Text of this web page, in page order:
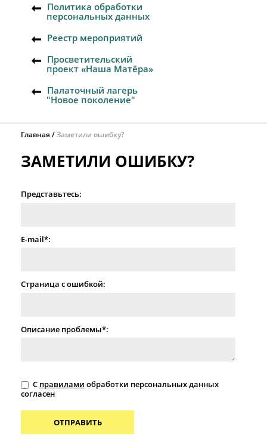
Политика обработки
персональных данных
Реестр мероприятий
Просветительский
проект «Наша Матёра»
Палаточный лагерь
"Новое поколение"
Главная Заметили ошибку?
ЗАМЕТИЛИ ОШИБКУ?
Представьтесь:
E-mail*:
Страница с ошибкой:
Описание проблемы*:
С правилами обработки персональных данных
согласен
ОТПРАВИТЬ